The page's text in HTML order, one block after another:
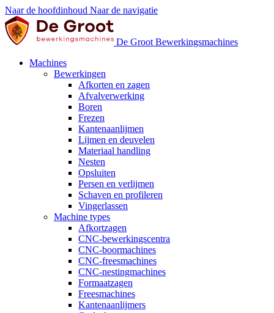
Naar de hoofdinhoud Naar de navigatie
De Groot Bewerkingsmachines
Machines
Bewerkingen
Afkorten en zagen
Afvalverwerking
Boren
Frezen
Kantenaanlijmen
Lijmen en deuvelen
Materiaal handling
Nesten
Opsluiten
Persen en verlijmen
Schaven en profileren
Vingerlassen
Machine types
Afkortzagen
CNC-bewerkingscentra
CNC-boormachines
CNC-freesmachines
CNC-nestingmachines
Formaatzagen
Freesmachines
Kantenaanlijmers